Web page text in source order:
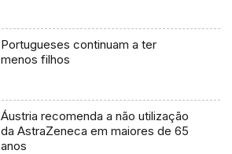
Portugueses continuam a ter
menos filhos
Áustria recomenda a não utilização
da AstraZeneca em maiores de 65
anos